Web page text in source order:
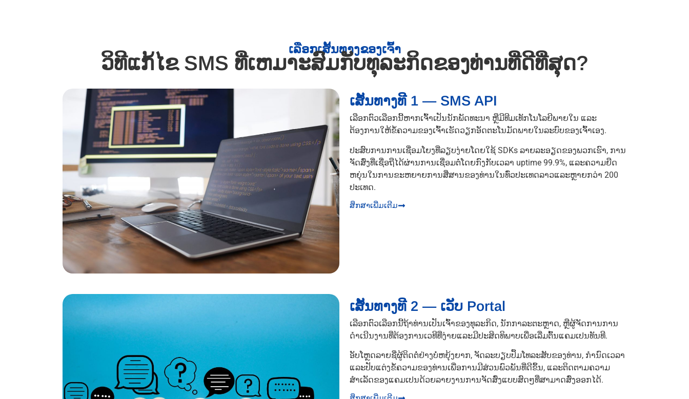
ເລືອກເສັ້ນທາງຂອງເຈົ້າ
ວິທີແກ້ໄຂ SMS ທີ່ເຫມາະສົມກັບທຸລະກິດຂອງທ່ານທີ່ດີທີ່ສຸດ?
ເສັ້ນທາງທີ 1 — SMS API
ເລືອກຕົວເລືອກນີ້ຫາກເຈົ້າເປັນນັກພັດທະນາ ຫຼືມີທີມເທັກໂນໂລຍີພາຍໃນ ແລະ
ຕ້ອງການໃຫ້ຂໍ້ຄວາມຂອງເຈົ້າເຮັດວຽກອັດຕະໂນມັດພາຍໃນລະບົບຂອງເຈົ້າເອງ.
ປະສົບການການເຊື່ອມໂຍງທີ່ລຽບງ່າຍໂດຍໃຊ້ SDKs ລາຍລະອຽດຂອງພວກເຮົາ, ການ
ຈັດສົ່ງທີ່ເຊື່ອຖືໄດ້ຜ່ານການເຊື່ອມຕໍ່ໂດຍກົງກັບເວລາ uptime 99.9%, ແລະຄວາມຍືດ
ຫຍຸ່ນໃນການຂະຫຍາຍການສື່ສານຂອງທ່ານໃນທົ່ວປະເທດລາວແລະຫຼາຍກວ່າ 200
ປະເທດ.
ສຶກສາເພີ່ມເຕີມ
ເສັ້ນທາງທີ 2 — ເວັບ Portal
ເລືອກຕົວເລືອກນີ້ຖ້າທ່ານເປັນເຈົ້າຂອງທຸລະກິດ, ນັກກາລະຕະຫຼາດ, ຫຼືຜູ້ຈັດການການ
ດໍາເນີນງານທີ່ຕ້ອງການເວທີທີ່ງ່າຍແລະມີປະສິດທິພາບເພື່ອເລີ່ມຕົ້ນແຄມເປນທັນທີ.
ອັບໂຫຼດລາຍຊື່ຜູ້ຕິດຕໍ່ຢ່າງບໍ່ຫຍຸ້ງຍາກ, ຈັດລະບຽບປຶ້ມໂທລະສັບຂອງທ່ານ, ກຳນົດເວລາ
ແລະປັບແຕ່ງຂໍ້ຄວາມຂອງທ່ານເພື່ອການມີສ່ວນພົວພັນທີ່ດີຂຶ້ນ, ແລະຕິດຕາມຄວາມ
ສຳເລັດຂອງແຄມເປນດ້ວຍລາຍງານການຈັດສົ່ງແບບສົດໆທີ່ສາມາດສົ່ງອອກໄດ້.